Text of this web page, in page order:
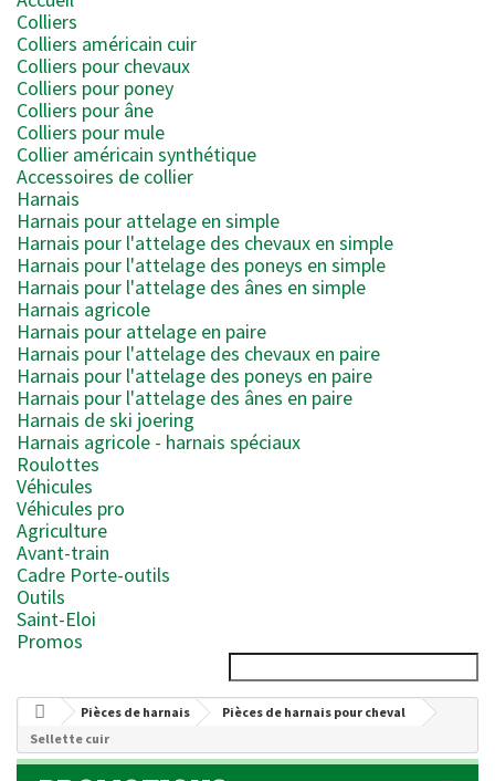
Colliers
Colliers américain cuir
Colliers pour chevaux
Colliers pour poney
Colliers pour âne
Colliers pour mule
Collier américain synthétique
Accessoires de collier
Harnais
Harnais pour attelage en simple
Harnais pour l'attelage des chevaux en simple
Harnais pour l'attelage des poneys en simple
Harnais pour l'attelage des ânes en simple
Harnais agricole
Harnais pour attelage en paire
Harnais pour l'attelage des chevaux en paire
Harnais pour l'attelage des poneys en paire
Harnais pour l'attelage des ânes en paire
Harnais de ski joering
Harnais agricole - harnais spéciaux
Roulottes
Véhicules
Véhicules pro
Agriculture
Avant-train
Cadre Porte-outils
Outils
Saint-Eloi
Promos
Pièces de harnais
Pièces de harnais pour cheval
Sellette cuir